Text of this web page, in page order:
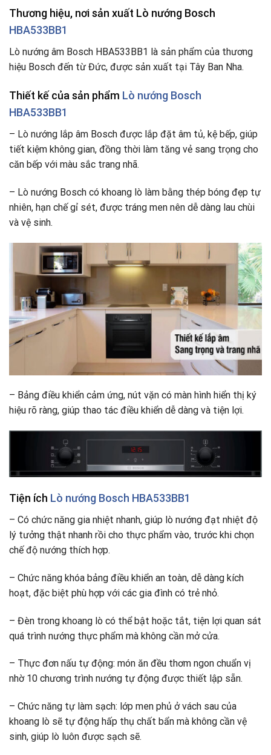
Thương hiệu, nơi sản xuất Lò nướng Bosch
HBA533BB1
Lò nướng âm Bosch HBA533BB1 là sản phẩm của thương
hiệu Bosch đến từ Đức, được sản xuất tại Tây Ban Nha.
Thiết kế của sản phẩm Lò nướng Bosch
HBA533BB1
– Lò nướng lắp âm Bosch được lắp đặt âm tủ, kệ bếp, giúp
tiết kiệm không gian, đồng thời làm tăng vẻ sang trọng cho
căn bếp với màu sắc trang nhã.
– Lò nướng Bosch có khoang lò làm bằng thép bóng đẹp tự
nhiên, hạn chế gỉ sét, được tráng men nên dễ dàng lau chùi
và vệ sinh.
– Bảng điều khiển cảm ứng, nút vặn có màn hình hiển thị ký
hiệu rõ ràng, giúp thao tác điều khiển dễ dàng và tiện lợi.
Tiện ích Lò nướng Bosch HBA533BB1
– Có chức năng gia nhiệt nhanh, giúp lò nướng đạt nhiệt độ
lý tưởng thật nhanh rồi cho thực phẩm vào, trước khi chọn
chế độ nướng thích hợp.
– Chức năng khóa bảng điều khiển an toàn, dễ dàng kích
hoạt, đặc biệt phù hợp với các gia đình có trẻ nhỏ.
– Đèn trong khoang lò có thể bật hoặc tắt, tiện lợi quan sát
quá trình nướng thực phẩm mà không cần mở cửa.
– Thực đơn nấu tự động: món ăn đều thơm ngon chuẩn vị
nhờ 10 chương trình nướng tự động được thiết lập sẵn.
– Chức năng tự làm sạch: lớp men phủ ở vách sau của
khoang lò sẽ tự động hấp thụ chất bẩn mà không cần vệ
sinh, giúp lò luôn được sạch sẽ.